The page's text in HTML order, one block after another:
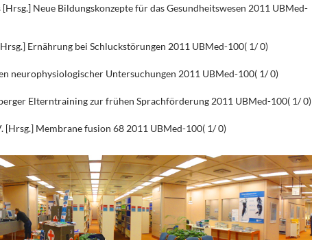
Neue Bildungskonzepte für das Gesundheitswesen 2011 UBMed-
Ernährung bei Schluckstörungen 2011 UBMed-100( 1/ 0)
neurophysiologischer Untersuchungen 2011 UBMed-100( 1/ 0)
Elterntraining zur frühen Sprachförderung 2011 UBMed-100( 1/ 0)
[Hrsg.] Membrane fusion 68 2011 UBMed-100( 1/ 0)